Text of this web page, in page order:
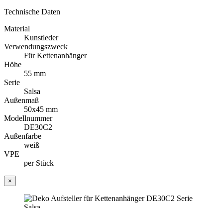
Technische Daten
Material
Kunstleder
Verwendungszweck
Für Kettenanhänger
Höhe
55 mm
Serie
Salsa
Außenmaß
50x45 mm
Modellnummer
DE30C2
Außenfarbe
weiß
VPE
per Stück
×